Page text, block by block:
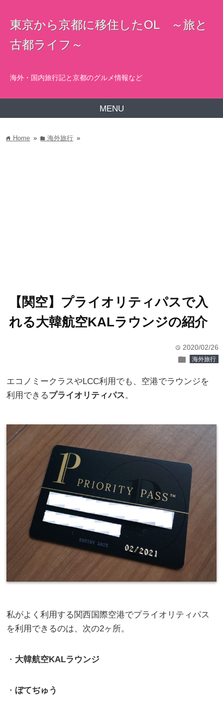
東京から京都に移住したOL ～旅と
古都ライフ～
海外・国内旅行記と京都のグルメ情報など
MENU
home Home » folder海外旅行 »
【関空】プライオリティパスで入
れる大韓航空KALラウンジの紹介
time 2020/02/26
folder 海外旅行
エコノミークラスやLCC利用でも、空港でラウンジを
利用できるプライオリティパス。
私がよく利用する関西国際空港でプライオリティパス
を利用できるのは、次の2ヶ所。
・ 大韓航空KALラウンジ
・ぼてぢゅう